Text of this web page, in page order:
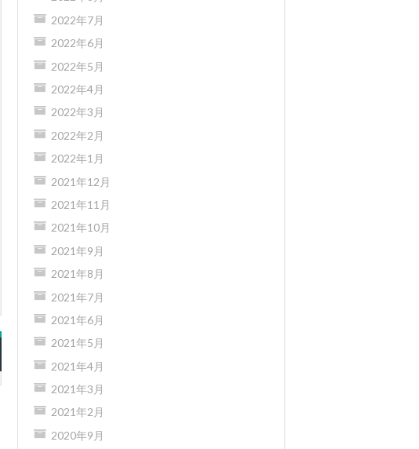
2022年7月
2022年6月
2022年5月
2022年4月
2022年3月
2022年2月
2022年1月
2021年12月
2021年11月
2021年10月
2021年9月
2021年8月
2021年7月
2021年6月
2021年5月
2021年4月
2021年3月
2021年2月
2020年9月